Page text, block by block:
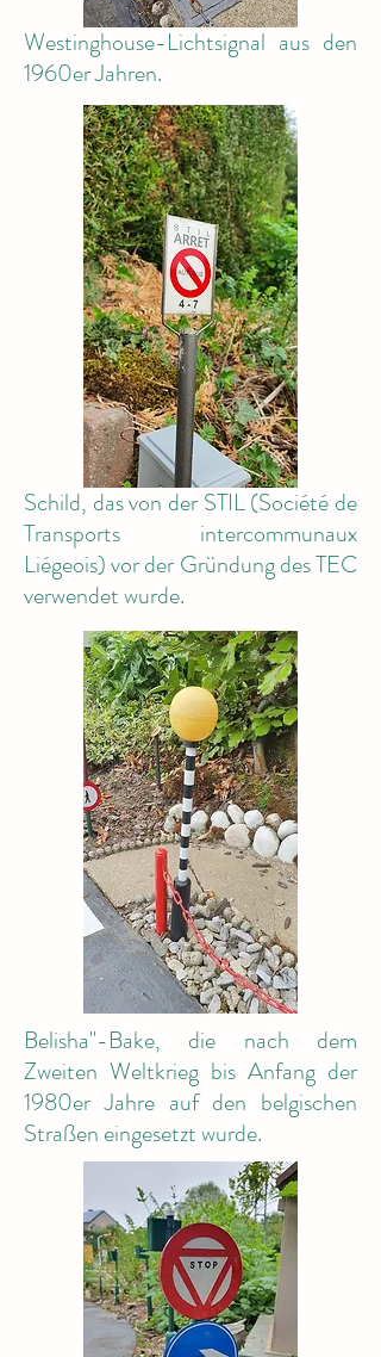
Westinghouse-Lichtsignal aus den
1960er Jahren.
Schild, das von der STIL (Société de
Transports intercommunaux
Liégeois) vor der Gründung des TEC
verwendet wurde.
Belisha"-Bake, die nach dem
Zweiten Weltkrieg bis Anfang der
1980er Jahre auf den belgischen
Straßen eingesetzt wurde.